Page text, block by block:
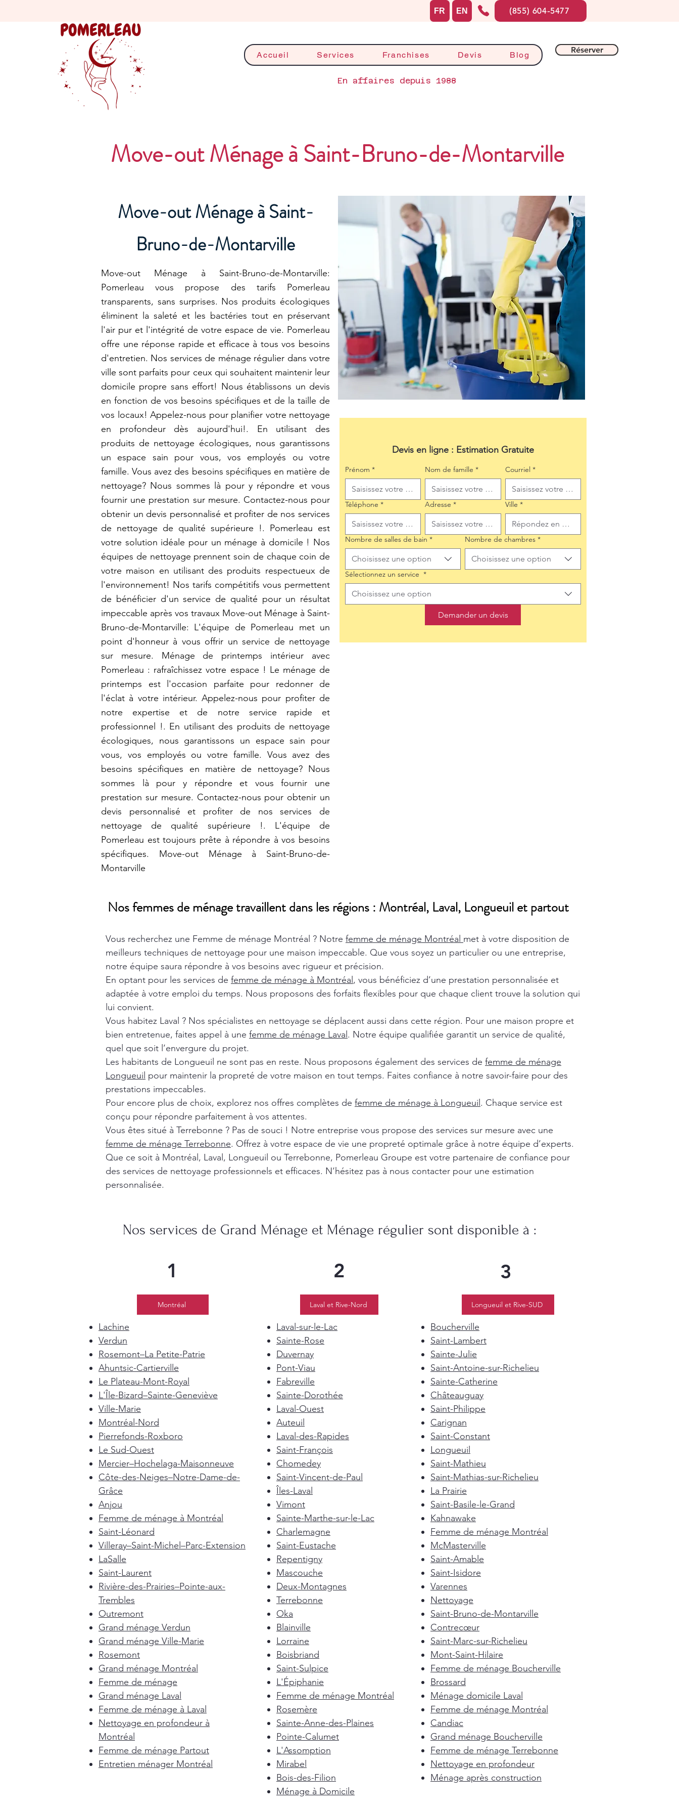
Accueil Services Franchises Devis Blog
Réserver
En affaires depuis 1988
FR EN (855) 604-5477
Move-out Ménage à Saint-Bruno-de-Montarville
Move-out Ménage à Saint-
Bruno-de-Montarville
Move-out Ménage à Saint-Bruno-de-Montarville:
Pomerleau vous propose des tarifs Pomerleau
transparents, sans surprises. Nos produits écologiques
éliminent la saleté et les bactéries tout en préservant
l'air pur et l'intégrité de votre espace de vie. Pomerleau
offre une réponse rapide et efficace à tous vos besoins
d'entretien. Nos services de ménage régulier dans votre
ville sont parfaits pour ceux qui souhaitent maintenir leur
domicile propre sans effort! Nous établissons un devis
en fonction de vos besoins spécifiques et de la taille de
vos locaux! Appelez-nous pour planifier votre nettoyage
en profondeur dès aujourd'hui!. En utilisant des
produits de nettoyage écologiques, nous garantissons
un espace sain pour vous, vos employés ou votre
famille. Vous avez des besoins spécifiques en matière de
nettoyage? Nous sommes là pour y répondre et vous
fournir une prestation sur mesure. Contactez-nous pour
obtenir un devis personnalisé et profiter de nos services
de nettoyage de qualité supérieure !. Pomerleau est
votre solution idéale pour un ménage à domicile ! Nos
équipes de nettoyage prennent soin de chaque coin de
votre maison en utilisant des produits respectueux de
l'environnement! Nos tarifs compétitifs vous permettent
de bénéficier d'un service de qualité pour un résultat
impeccable après vos travaux Move-out Ménage à Saint-
Bruno-de-Montarville: L'équipe de Pomerleau met un
point d'honneur à vous offrir un service de nettoyage
sur mesure. Ménage de printemps intérieur avec
Pomerleau : rafraîchissez votre espace ! Le ménage de
printemps est l'occasion parfaite pour redonner de
l'éclat à votre intérieur. Appelez-nous pour profiter de
notre expertise et de notre service rapide et
professionnel !. En utilisant des produits de nettoyage
écologiques, nous garantissons un espace sain pour
vous, vos employés ou votre famille. Vous avez des
besoins spécifiques en matière de nettoyage? Nous
sommes là pour y répondre et vous fournir une
prestation sur mesure. Contactez-nous pour obtenir un
devis personnalisé et profiter de nos services de
nettoyage de qualité supérieure !. L'équipe de
Pomerleau est toujours prête à répondre à vos besoins
spécifiques. Move-out Ménage à Saint-Bruno-de-
Montarville
Devis en ligne : Estimation Gratuite
Prénom * Nom de famille * Courriel *
Téléphone * Adresse * Ville *
Nombre de salles de bain *
Choisissez une option
Nombre de chambres *
Choisissez une option
Sélectionnez un service *
Choisissez une option
Demander un devis
Nos femmes de ménage travaillent dans les régions : Montréal, Laval, Longueuil et partout
Vous recherchez une Femme de ménage Montréal ? Notre femme de ménage Montréal met à votre disposition de
meilleurs techniques de nettoyage pour une maison impeccable. Que vous soyez un particulier ou une entreprise,
notre équipe saura répondre à vos besoins avec rigueur et précision.
En optant pour les services de femme de ménage à Montréal , vous bénéficiez d’une prestation personnalisée et
adaptée à votre emploi du temps. Nous proposons des forfaits flexibles pour que chaque client trouve la solution qui
lui convient.
Vous habitez Laval ? Nos spécialistes en nettoyage se déplacent aussi dans cette région. Pour une maison propre et
bien entretenue, faites appel à une femme de ménage Laval . Notre équipe qualifiée garantit un service de qualité,
quel que soit l’envergure du projet.
Les habitants de Longueuil ne sont pas en reste. Nous proposons également des services de femme de ménage
Longueuil pour maintenir la propreté de votre maison en tout temps. Faites confiance à notre savoir-faire pour des
prestations impeccables.
Pour encore plus de choix, explorez nos offres complètes de femme de ménage à Longueuil . Chaque service est
conçu pour répondre parfaitement à vos attentes.
Vous êtes situé à Terrebonne ? Pas de souci ! Notre entreprise vous propose des services sur mesure avec une
femme de ménage Terrebonne. Offrez à votre espace de vie une propreté optimale grâce à notre équipe d’experts.
Que ce soit à Montréal, Laval, Longueuil ou Terrebonne, Pomerleau Groupe est votre partenaire de confiance pour
des services de nettoyage professionnels et efficaces. N’hésitez pas à nous contacter pour une estimation
personnalisée.
Nos services de Grand Ménage et Ménage régulier sont disponible à :
1
Montréal
Lachine
Verdun
Rosemont–La Petite-Patrie
Ahuntsic-Cartierville
Le Plateau-Mont-Royal
L'Île-Bizard–Sainte-Geneviève
Ville-Marie
Montréal-Nord
Pierrefonds-Roxboro
Le Sud-Ouest
Mercier–Hochelaga-Maisonneuve
Côte-des-Neiges–Notre-Dame-de-
Grâce
Anjou
Femme de ménage à Montréal
Saint-Léonard
Villeray–Saint-Michel–Parc-Extension
LaSalle
Saint-Laurent
Rivière-des-Prairies–Pointe-aux-
Trembles
Outremont
Grand ménage Verdun
Grand ménage Ville-Marie
Rosemont
Grand ménage Montréal
Femme de ménage
Grand ménage Laval
Femme de ménage à Laval
Nettoyage en profondeur à
Montréal
Femme de ménage Partout
Entretien ménager Montréal
2
Laval et Rive-Nord
Laval-sur-le-Lac
Sainte-Rose
Duvernay
Pont-Viau
Fabreville
Sainte-Dorothée
Laval-Ouest
Auteuil
Laval-des-Rapides
Saint-François
Chomedey
Saint-Vincent-de-Paul
Îles-Laval
Vimont
Sainte-Marthe-sur-le-Lac
Charlemagne
Saint-Eustache
Repentigny
Mascouche
Deux-Montagnes
Terrebonne
Oka
Blainville
Lorraine
Boisbriand
Saint-Sulpice
L'Épiphanie
Femme de ménage Montréal
Rosemère
Sainte-Anne-des-Plaines
Pointe-Calumet
L'Assomption
Mirabel
Bois-des-Filion
Ménage à Domicile
3
Longueuil et Rive-SUD
Boucherville
Saint-Lambert
Sainte-Julie
Saint-Antoine-sur-Richelieu
Sainte-Catherine
Châteauguay
Saint-Philippe
Carignan
Saint-Constant
Longueuil
Saint-Mathieu
Saint-Mathias-sur-Richelieu
La Prairie
Saint-Basile-le-Grand
Kahnawake
Femme de ménage Montréal
McMasterville
Saint-Amable
Saint-Isidore
Varennes
Nettoyage
Saint-Bruno-de-Montarville
Contrecœur
Saint-Marc-sur-Richelieu
Mont-Saint-Hilaire
Femme de ménage Boucherville
Brossard
Ménage domicile Laval
Femme de ménage Montréal
Candiac
Grand ménage Boucherville
Femme de ménage Terrebonne
Nettoyage en profondeur
Ménage après construction